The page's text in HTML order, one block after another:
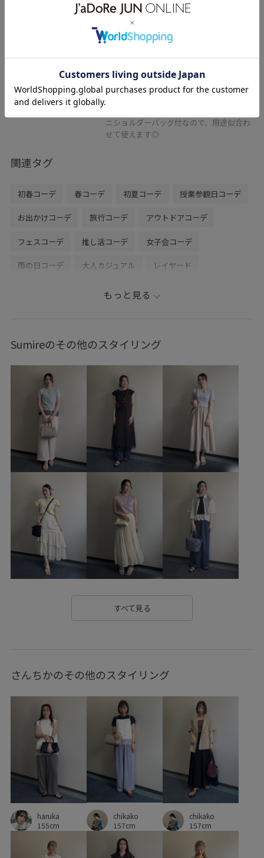
ROPÉ PICNIC PASSAGE
【ちゃんと+かわいい保証】me fit
BAG ワンショルダートート＆ミニ
ショルダーバッグ/A4対応
グレー系 / F
¥5,995
レビュー
ニショルダーバッグ付なので、用途似合わ
せて使えます◎
関連タグ
初春コーデ 春コーデ 初夏コーデ 授業参観日コーデ
お出かけコーデ 旅行コーデ アウトドアコーデ
フェスコーデ 推し活コーデ 女子会コーデ
雨の日コーデ 大人カジュアル レイヤード
体型カバー
ブルべ夏
GDF16010 26mother'sday
26SSお着軽シャツ 2WAYで使える RP26SS
RP26SSインナー RP26SS着映えトップス Tシャツ
Wpickup_items きちんと感 きれいめ
なめらか ふんわり
イージーパンツ ウエストがゴム オフショルダー
カシュクール カジュアル
クーポン対象商品 コットン コーディネートしやすい
ゴム仕様 サンダル シアー シアー感 シャツ
スクエアネック
ナチュラル ニット バンドカラー
フェミニン フリル フリーサイズ フーディー
ブラウス プレーティング ベーシック
ペプラム リラックス感 ワイドパンツ
冷んやり 幅広 快適
快適なはき心地 接触冷感 撚糸 清涼感
秋冬 程よい肉感 立体感 肌離れが良い 艶感
袖口ゴム 透け感
もっと見る
Sumireのその他のスタイリング
すべて見る
さんちかのその他のスタイリング
haruka
155cm
chikako
157cm
chikako
157cm